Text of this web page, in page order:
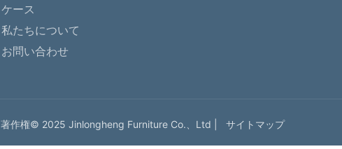
ケース
私たちについて
お問い合わせ
著作権© 2025 Jinlongheng Furniture Co.、Ltd | サイトマップ